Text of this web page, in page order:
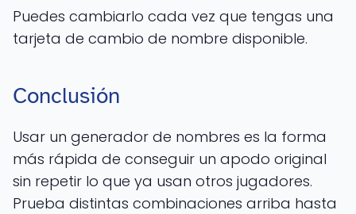
Puedes cambiarlo cada vez que tengas una
tarjeta de cambio de nombre disponible.
Conclusión
Usar un generador de nombres es la forma
más rápida de conseguir un apodo original
sin repetir lo que ya usan otros jugadores.
Prueba distintas combinaciones arriba hasta